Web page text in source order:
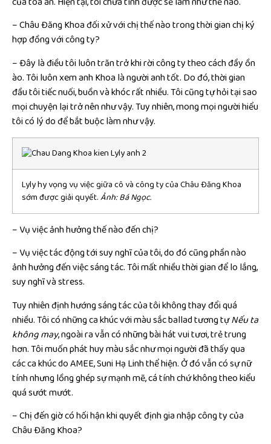
– Châu Đăng Khoa đối xử với chị thế nào trong thời gian chị ký
hợp đồng với công ty?
– Đây là điều tôi luôn trăn trở khi rời công ty theo cách đầy ồn
ào. Tôi luôn xem anh Khoa là người anh tốt. Do đó, thời gian
đầu tôi tiếc nuối, buồn và khóc rất nhiều. Tôi cũng tự hỏi tại sao
mọi chuyện lại trở nên như vậy. Tuy nhiên, mong mọi người hiểu
tôi có lý do để bắt buộc làm như vậy.
Lyly hy vọng vụ việc giữa cô và công ty của Châu Đăng Khoa
sớm được giải quyết.Ảnh: Bá Ngọc.
– Vụ việc ảnh hưởng thế nào đến chị?
– Vụ việc tác động tới suy nghĩ của tôi, do đó cũng phần nào
ảnh hưởng đến việc sáng tác. Tôi mất nhiều thời gian để lo lắng,
suy nghĩ và stress.
Tuy nhiên định hướng sáng tác của tôi không thay đổi quá
nhiều. Tôi có những ca khúc với màu sắc ballad tương tựNếu ta
không may, ngoài ra vẫn có những bài hát vui tươi, trẻ trung
hơn. Tôi muốn phát huy màu sắc như mọi người đã thấy qua
các ca khúc do AMEE, Suni Hạ Linh thể hiện. Ở đó vẫn có sự nữ
tính nhưng lồng ghép sự mạnh mẽ, cá tính chứ không theo kiểu
quá sướt mướt.
– Chị đến giờ có hối hận khi quyết định gia nhập công ty của
Châu Đăng Khoa?